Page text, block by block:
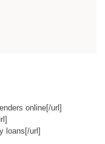
online[/url]
loans[/url]